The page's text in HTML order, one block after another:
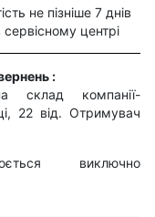
не пізніше 7 днів
центрі
:
склад компанії-
22 від. Отримувач
виключно